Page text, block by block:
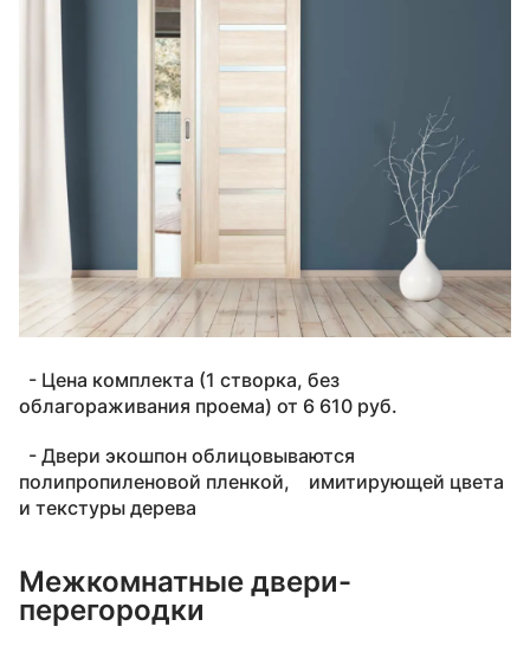
- Цена комплекта (1 створка, без
облагораживания проема) от 6 610 руб.
- Двери экошпон облицовываются
полипропиленовой пленкой, имитирующей цвета
и текстуры дерева
Межкомнатные двери-
перегородки